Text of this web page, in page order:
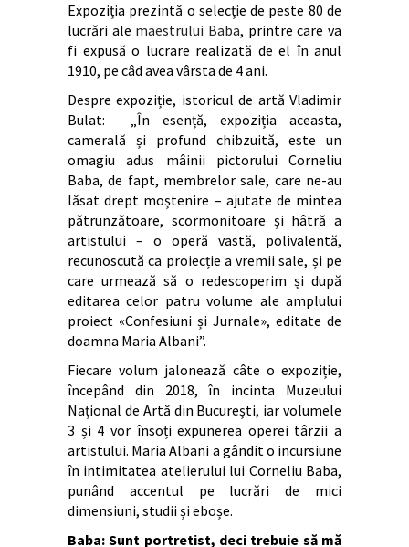
Expoziția prezintă o selecție de peste 80 de
lucrări ale maestrului Baba, printre care va
fi expusă o lucrare realizată de el în anul
1910, pe câd avea vârsta de 4 ani.
Despre expoziție, istoricul de artă Vladimir
Bulat: „În esență, expoziția aceasta,
camerală și profund chibzuită, este un
omagiu adus mâinii pictorului Corneliu
Baba, de fapt, membrelor sale, care ne-au
lăsat drept moștenire – ajutate de mintea
pătrunzătoare, scormonitoare și hâtră a
artistului – o operă vastă, polivalentă,
recunoscută ca proiecție a vremii sale, și pe
care urmează să o redescoperim și după
editarea celor patru volume ale amplului
proiect «Confesiuni și Jurnale», editate de
doamna Maria Albani”.
Fiecare volum jalonează câte o expoziție,
începând din 2018, în incinta Muzeului
Național de Artă din București, iar volumele
3 și 4 vor însoți expunerea operei târzii a
artistului. Maria Albani a gândit o incursiune
în intimitatea atelierului lui Corneliu Baba,
punând accentul pe lucrări de mici
dimensiuni, studii și eboșe.
Baba: Sunt portretist, deci trebuie să mă